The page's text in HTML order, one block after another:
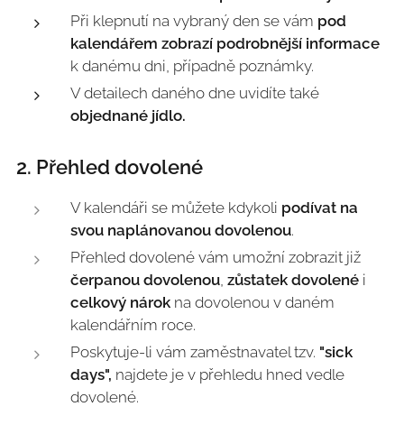
Při klepnutí na vybraný den se vám pod
kalendářem zobrazí podrobnější informace
k danému dni, případně poznámky.
V detailech daného dne uvidíte také
objednané jídlo.
2. Přehled dovolené
V kalendáři se můžete kdykoli podívat na
svou naplánovanou dovolenou.
Přehled dovolené vám umožní zobrazit již
čerpanou dovolenou, zůstatek dovolené i
celkový nárok na dovolenou v daném
kalendářním roce.
Poskytuje-li vám zaměstnavatel tzv. "sick
days", najdete je v přehledu hned vedle
dovolené.